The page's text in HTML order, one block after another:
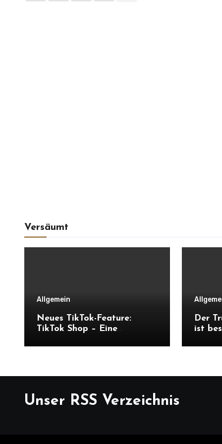
Versäumt
Allgemein
Neues TikTok-Feature:
TikTok Shop – Eine
Der
ist
Unser RSS Verzeichnis